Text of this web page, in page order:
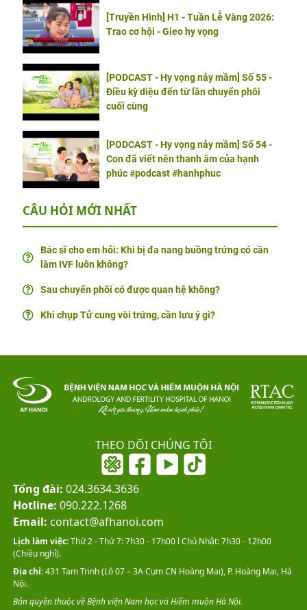
[Truyền Hình] H1 - Tuần Lễ Vàng 2026:
Trao cơ hội - Gieo hy vọng
[PODCAST - Hy vọng nảy mầm] Số 55 -
Điều kỳ diệu đến từ lần chuyển phôi
cuối cùng
[PODCAST - Hy vọng nảy mầm] Số 54 -
Con đã viết nên thanh âm của hạnh
phúc #podcast #hanhphuc
CÂU HỎI MỚI NHẤT
Bác sĩ cho em hỏi: Khi bị đa nang buồng trứng có cần
làm IVF luôn không?
Sau chuyển phôi có được quan hệ không?
Khi chụp Tử cung vòi trứng, cần lưu ý gì?
THEO DÕI CHÚNG TÔI
Tổng đài: 024.3634.3636
Hotline: 090.222.1268
Email: contact@afhanoi.com
Lịch làm việc:Thứ 2 - Thứ 7: 7h30 - 17h00 l Chủ Nhật: 7h30 - 12h00
(Chiều nghỉ).
Địa chỉ:431 Tam Trinh (Lô 07 – 3A Cụm CN Hoàng Mai), P. Hoàng Mai, Hà
Nội.
Bản quyền thuộc về Bệnh viện Nam học và Hiếm muộn Hà Nội.